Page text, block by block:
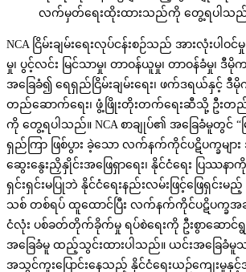
လက်မှတ်ရေးထိုးထားသည်ကို တွေ့ရပါသည်
NCA ငြိမ်းချမ်းရေးလုပ်ငန်းစဉ်သည် အားလုံးပါဝင်မှု၊
မှု၊ ပွင့်လင်း မြင်သာမှု၊ တာဝန်ယူမှု၊ တာဝန်ခံမှု၊
အခြေခံ၍ ရေရှည်ငြိမ်းချမ်းရေး၊ ဖက်ဒရယ်နှင့် ဒီ
တည်ဆောက်ရေး၊ ဖွံ့ဖြိုးတိုးတက်ရေးဆီသို့ ဦး
ကို တွေ့ရပါသည်။ NCA စာချုပ်၏ အခြေခံမူတွင် “
ရှည်ကြာ ဖြစ်ပွား ခဲ့သော လက်နက်ကိုင်ပဋိပက္ခမျ
ဆွေးနွေးညှိနှိုင်းအဖြေရှာရေး၊ နိုင်ငံရေး ပြဿနာကို
ရှင်းရှင်းမပြုဘဲ နိုင်ငံရေးနည်းလမ်းဖြင့်ဖြေရှင်းမ
သစ် တစ်ရပ် ထူထောင်ပြီး လက်နက်ကိုင်ပဋိပက္ခ
ငံလုံး ပစ်ခတ်တိုက်ခိုက်မှု ရပ်စဲရေးကို ဦးစွာဆော
အခြေခံမူ ထည့်သွင်းထားပါသည်။ ယင်းအခြေခံ
အသွင်ကူးပြောင်းနေသည့် နိုင်ငံရေးယဉ်ကျေးမှု